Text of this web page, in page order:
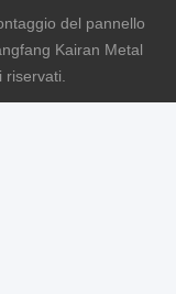
del pannello
Kairan Metal